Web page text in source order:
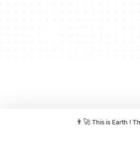
👨‍🚀 This is Earth !